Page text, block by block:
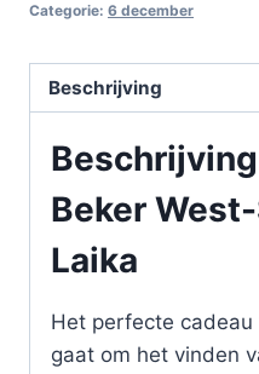
Categorie: 6 december
Beschrijving
Beschrijving
Beker
Laika
Het perfecte
gaat om het vinden